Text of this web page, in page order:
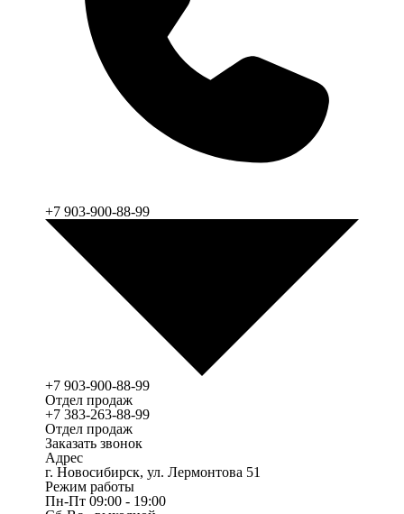
+7 903-900-88-99
+7 903-900-88-99
Отдел продаж
+7 383-263-88-99
Отдел продаж
Заказать звонок
Адрес
г. Новосибирск, ул. Лермонтова 51
Режим работы
Пн-Пт 09:00 - 19:00